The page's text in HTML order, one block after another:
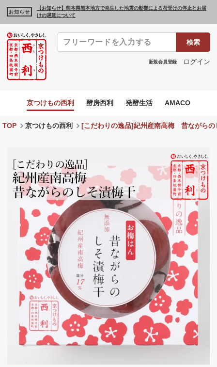
お知らせ
【お知らせ】熊本県熊本地方で発生した地震の影響による荷受けの停止とお届
けの遅延について
検索
新規会員登録 ログイン
京つけもの西利 酵房西利 発酵生活 AMACO
TOP 京つけもの西利 [こだわりの逸品]紀州産南高梅 昔ながら